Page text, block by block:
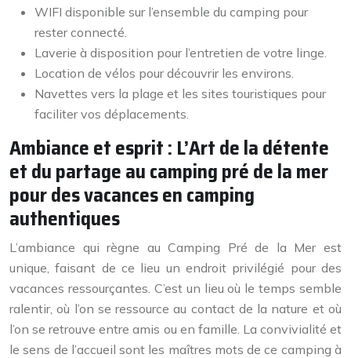
WIFI disponible sur l’ensemble du camping pour
rester connecté.
Laverie à disposition pour l’entretien de votre linge.
Location de vélos pour découvrir les environs.
Navettes vers la plage et les sites touristiques pour
faciliter vos déplacements.
Ambiance et esprit : L’Art de la détente
et du partage au camping pré de la mer
pour des vacances en camping
authentiques
L’ambiance qui règne au Camping Pré de la Mer est
unique, faisant de ce lieu un endroit privilégié pour des
vacances ressourçantes. C’est un lieu où le temps semble
ralentir, où l’on se ressource au contact de la nature et où
l’on se retrouve entre amis ou en famille. La convivialité et
le sens de l’accueil sont les maîtres mots de ce camping à